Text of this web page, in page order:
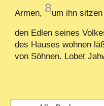
Armen, 8um ihn
den Edlen seines
des Hauses wohnen
von Söhnen. Lobet